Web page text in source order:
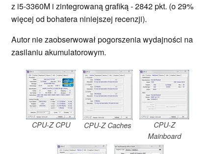
z i5-3360M i zintegrowaną grafiką - 2842 pkt. (o 29%
więcej od bohatera niniejszej recenzji).
Autor nie zaobserwował pogorszenia wydajności na
zasilaniu akumulatorowym.
CPU-Z CPU CPU-Z Caches
CPU-Z
Mainboard